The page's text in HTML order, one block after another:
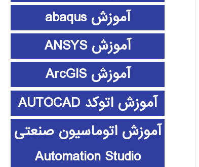
آموزش abaqus
آموزش ANSYS
آموزش ArcGIS
آموزش اتوکد AUTOCAD
آموزش اتوماسیون صنعتی
Automation Studio